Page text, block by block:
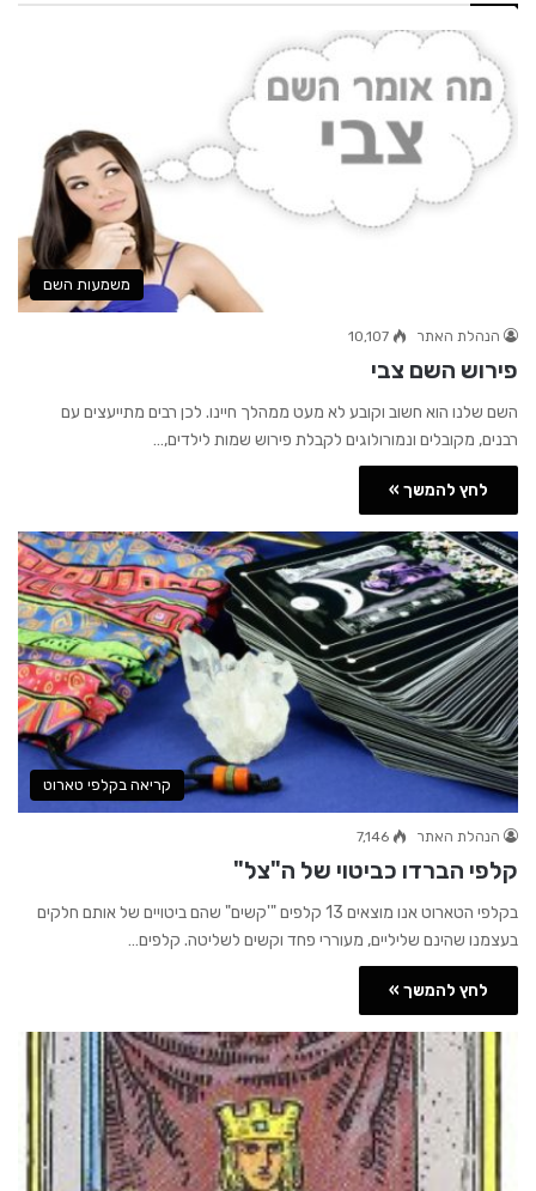
משמעות השם
הנהלת האתר 10,107
פירוש השם צבי
השם שלנו הוא חשוב וקובע לא מעט ממהלך חיינו. לכן רבים מתייעצים עם
רבנים, מקובלים ונמורולוגים לקבלת פירוש שמות לילדים,…
לחץ להמשך »
קריאה בקלפי טארוט
הנהלת האתר 7,146
קלפי הברדו כביטוי של ה"צל"
בקלפי הטארוט אנו מוצאים 13 קלפים "'קשים" שהם ביטויים של אותם חלקים
בעצמנו שהינם שליליים, מעוררי פחד וקשים לשליטה. קלפים…
לחץ להמשך »